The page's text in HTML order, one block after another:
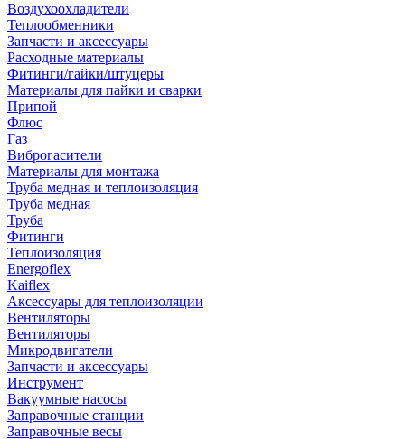
Воздухоохладители
Теплообменники
Запчасти и аксессуары
Расходные материалы
Фитинги/гайки/штуцеры
Материалы для пайки и сварки
Припой
Флюс
Газ
Виброгасители
Материалы для монтажа
Труба медная и теплоизоляция
Труба медная
Труба
Фитинги
Теплоизоляция
Energoflex
Kaiflex
Аксессуары для теплоизоляции
Вентиляторы
Вентиляторы
Микродвигатели
Запчасти и аксессуары
Инструмент
Вакуумные насосы
Заправочные станции
Заправочные весы